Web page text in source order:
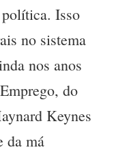
Isso
no sistema
nos anos
do
Keynes
da má